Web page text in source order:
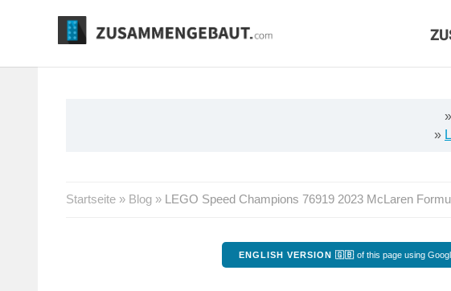
»
»
Startseite » Blog » LEGO Speed Champions 76919 2023 McLaren
ENGLISH VERSION 🇬🇧 of this page using